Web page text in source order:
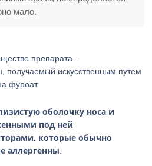
мало.
препарата –
получаемый искусственным путем
фуроат.
оболочку носа и
под ней
которые обычно
аллергенны